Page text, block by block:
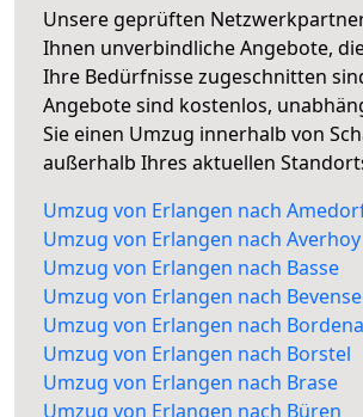
Unsere geprüften
Ihnen unverbindliche Angebote,
Ihre Bedürfnisse zugeschnitten
Angebote sind kostenlos,
Sie einen Umzug innerhalb von
außerhalb Ihres aktuellen
Umzug von Erlangen nach
Umzug von Erlangen nach Averhoy
Umzug von Erlangen nach Basse
Umzug von Erlangen nach
Umzug von Erlangen nach
Umzug von Erlangen nach Borstel
Umzug von Erlangen nach Brase
Umzug von Erlangen nach Büren